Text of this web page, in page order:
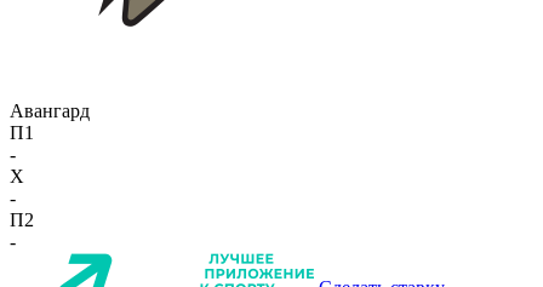
Авангард
П1
-
X
-
П2
-